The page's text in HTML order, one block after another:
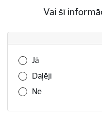
Vai šī
Vai šī informācija bija
Jā
Daļēji
Nē